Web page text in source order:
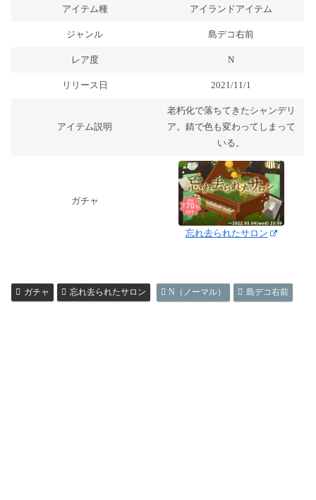
アイテム種 アイランドアイテム
ジャンル 島デコ右前
レア度 N
リリース日 2021/11/1
アイテム説明
老朽化で落ちてきたシャンデリ
ア。錆で色も変わってしまって
いる。
ガチャ
忘れ去られたサロン
ガチャ 忘れ去られたサロン N（ノーマル） 島デコ右前